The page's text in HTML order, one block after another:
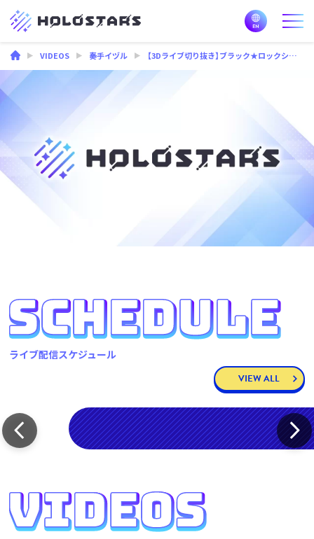
VIDEOS 奏手イヅル 【3Dライブ切り抜き】ブラック★ロックシューター / 奏手イヅル【#プレイバック3Dストリーム】
ライブ配信スケジュール
VIEW ALL